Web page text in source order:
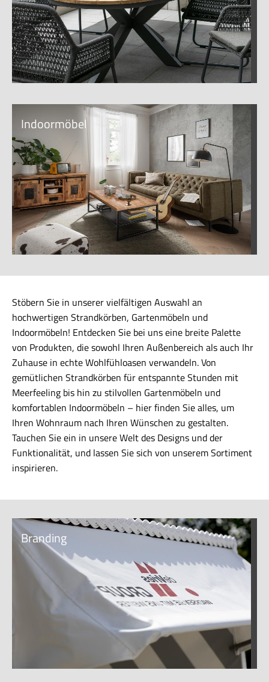
Indoormöbel
Stöbern Sie in unserer vielfältigen Auswahl an
hochwertigen Strandkörben, Gartenmöbeln und
Indoormöbeln! Entdecken Sie bei uns eine breite Palette
von Produkten, die sowohl Ihren Außenbereich als auch Ihr
Zuhause in echte Wohlfühloasen verwandeln. Von
gemütlichen Strandkörben für entspannte Stunden mit
Meerfeeling bis hin zu stilvollen Gartenmöbeln und
komfortablen Indoormöbeln – hier finden Sie alles, um
Ihren Wohnraum nach Ihren Wünschen zu gestalten.
Tauchen Sie ein in unsere Welt des Designs und der
Funktionalität, und lassen Sie sich von unserem Sortiment
inspirieren.
Branding